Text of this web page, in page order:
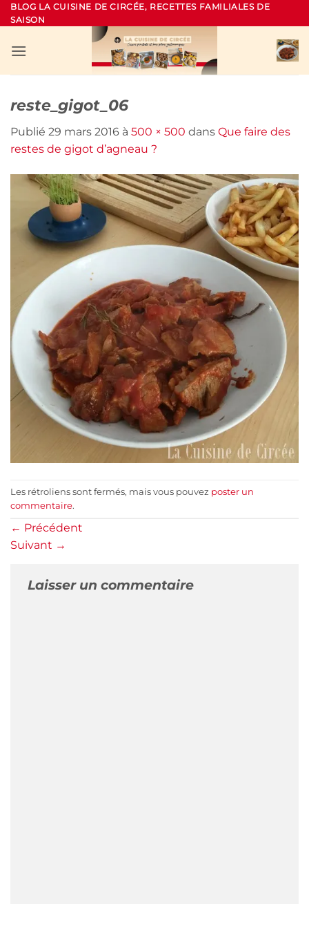
Passer
au
BLOG LA CUISINE DE CIRCÉE, RECETTES FAMILIALES DE
SAISON
reste_gigot_06
Publié 29 mars 2016 à 500 × 500 dans Que faire des
restes de gigot d’agneau ?
Les rétroliens sont fermés, mais vous pouvez poster un
commentaire.
← Précédent
Suivant →
Laisser un commentaire